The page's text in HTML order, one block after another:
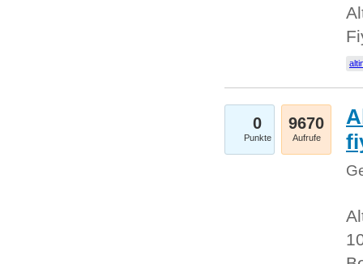
0
Punkte
9670
Aufrufe